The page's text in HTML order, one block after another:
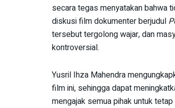
secara tegas menyatakan bahwa
diskusi film dokumenter berjudul
tersebut tergolong wajar, dan
kontroversial.
Yusril Ihza Mahendra
film ini, sehingga dapat
mengajak semua pihak untuk